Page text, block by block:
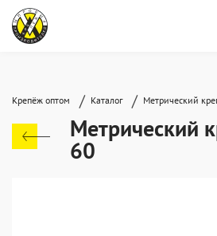
Крепёж оптом / Каталог / Метрический
Метрический
60